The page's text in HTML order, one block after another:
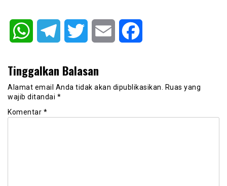
WhatsAppTelegram Twitter Email
Tinggalkan Balasan
Alamat email Anda tidak akan dipublikasikan.
Ruas yang
wajib ditandai *
Komentar *